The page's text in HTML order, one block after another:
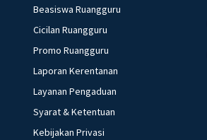
Beasiswa Ruangguru
Cicilan Ruangguru
Promo Ruangguru
Laporan Kerentanan
Layanan Pengaduan
Syarat & Ketentuan
Kebijakan Privasi